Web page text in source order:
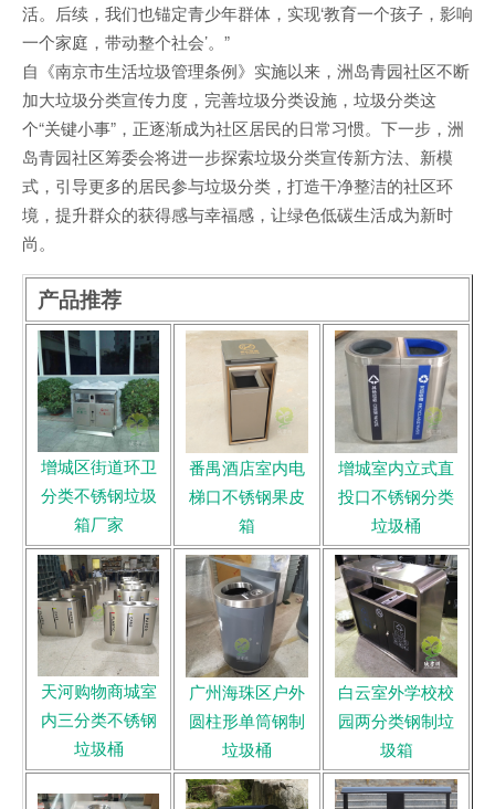
活。后续，我们也锚定青少年群体，实现‘教育一个孩子，影响
一个家庭，带动整个社会’。”
自《南京市生活垃圾管理条例》实施以来，洲岛青园社区不断
加大垃圾分类宣传力度，完善垃圾分类设施，垃圾分类这
个“关键小事”，正逐渐成为社区居民的日常习惯。下一步，洲
岛青园社区筹委会将进一步探索垃圾分类宣传新方法、新模
式，引导更多的居民参与垃圾分类，打造干净整洁的社区环
境，提升群众的获得感与幸福感，让绿色低碳生活成为新时
尚。
产品推荐
增城区街道环卫
分类不锈钢垃圾
箱厂家
番禺酒店室内电
梯口不锈钢果皮
箱
增城室内立式直
投口不锈钢分类
垃圾桶
天河购物商城室
内三分类不锈钢
垃圾桶
广州海珠区户外
圆柱形单筒钢制
垃圾桶
白云室外学校校
园两分类钢制垃
圾箱